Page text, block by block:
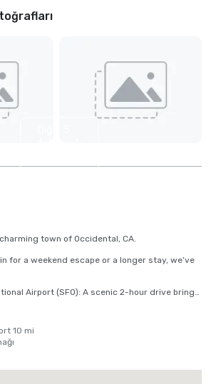
town of Occidental, CA.
for a weekend escape or a longer stay, we’ve
Airport (SFO): A scenic 2-hour drive brings
Schulz – Sonoma County Airport (STS): Only
— the fastest route to your rustic
10 mi